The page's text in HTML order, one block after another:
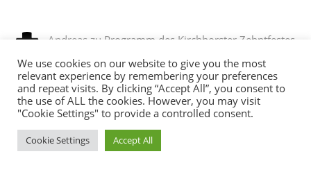
Andreas zu Programm des Kirchhorster Zehntfestes
06/07/2025
DJ T Ein Dank an alle die dieses wieder möglich gemacht
haben :-))
martina icks zuDas Motto steht, die Planungen
We use cookies on our website to give you the most
relevant experience by remembering your preferences
and repeat visits. By clicking “Accept All”, you consent to
the use of ALL the cookies. However, you may visit
"Cookie Settings" to provide a controlled consent.
Cookie Settings Accept All